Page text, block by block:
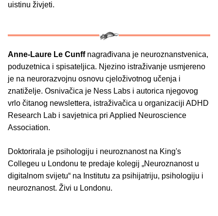
uistinu živjeti.
Anne-Laure Le Cunffnagrađivana je neuroznanstvenica,
poduzetnica i spisateljica. Njezino istraživanje usmjereno
je na neurorazvojnu osnovu cjeloživotnog učenja i
znatiželje. Osnivačica je Ness Labs i autorica njegovog
vrlo čitanog newslettera, istraživačica u organizaciji ADHD
Research Lab i savjetnica pri Applied Neuroscience
Association.
Doktorirala je psihologiju i neuroznanost na King's
Collegeu u Londonu te predaje kolegij „Neuroznanost u
digitalnom svijetu“ na Institutu za psihijatriju, psihologiju i
neuroznanost. Živi u Londonu.